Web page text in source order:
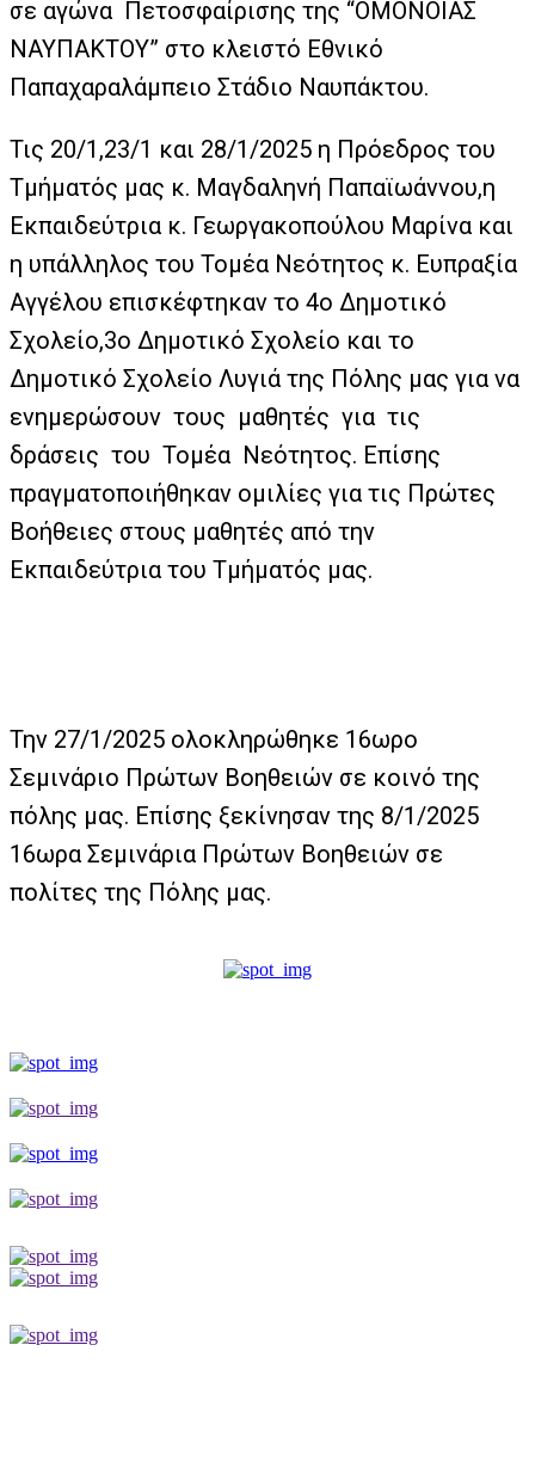
σε αγώνα Πετοσφαίρισης της “ΟΜΟΝΟΙΑΣ
ΝΑΥΠΑΚΤΟΥ” στο κλειστό Εθνικό
Παπαχαραλάμπειο Στάδιο Ναυπάκτου.
Τις 20/1,23/1 και 28/1/2025 η Πρόεδρος του
Τμήματός μας κ. Μαγδαληνή Παπαϊωάννου,η
Εκπαιδεύτρια κ. Γεωργακοπούλου Μαρίνα και
η υπάλληλος του Τομέα Νεότητος κ. Ευπραξία
Αγγέλου επισκέφτηκαν το 4ο Δημοτικό
Σχολείο,3ο Δημοτικό Σχολείο και το
Δημοτικό Σχολείο Λυγιά της Πόλης μας για να
ενημερώσουν τους μαθητές για τις
δράσεις του Τομέα Νεότητος. Επίσης
πραγματοποιήθηκαν ομιλίες για τις Πρώτες
Βοήθειες στους μαθητές από την
Εκπαιδεύτρια του Τμήματός μας.
Την 27/1/2025 ολοκληρώθηκε 16ωρο
Σεμινάριο Πρώτων Βοηθειών σε κοινό της
πόλης μας. Επίσης ξεκίνησαν της 8/1/2025
16ωρα Σεμινάρια Πρώτων Βοηθειών σε
πολίτες της Πόλης μας.